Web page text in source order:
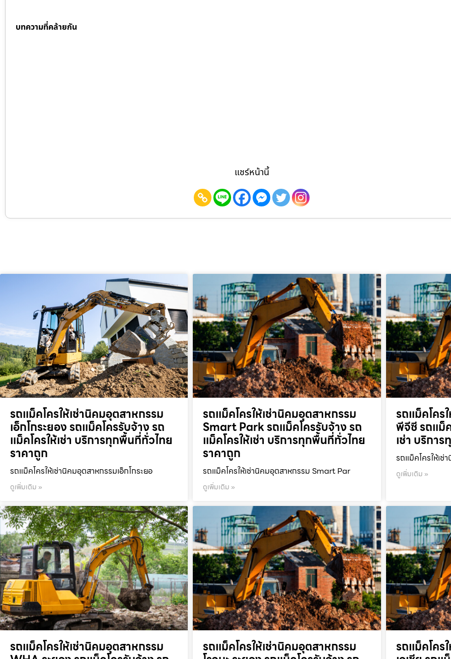
บทความที่คล้ายกัน
แชร์หน้านี้
รถแม็คโครให้เช่านิคมอุตสาหกรรม
เอ็กโกระยอง รถแม็คโครรับจ้าง รถ
แม็คโครให้เช่า บริการทุกพื้นที่ทั่วไทย
ราคาถูก
รถแม็คโครให้เช่านิคมอุตสาหกรรมเอ็กโกระยอ
ดูเพิ่มเติม »
รถแม็คโครให้เช่านิคมอุตสาหกรรม
Smart Park รถแม็คโครรับจ้าง รถ
แม็คโครให้เช่า บริการทุกพื้นที่ทั่วไทย
ราคาถูก
รถแม็คโครให้เช่านิคมอุตสาหกรรม Smart Par
ดูเพิ่มเติม »
รถแม็คโคร
พีจีซี รถแม็
เช่า บริกา
รถแม็คโครให้เ
ดูเพิ่มเติม »
รถแม็คโครให้เช่านิคมอุตสาหกรรม รถแม็คโครให้เช่านิคมอุตสาหกรรม รถแม็คโคร